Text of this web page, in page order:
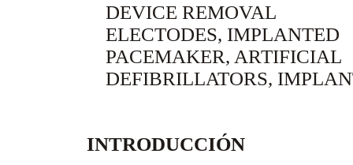
DEVICE REMOVAL
ELECTODES, IMPLANTED
PACEMAKER, ARTIFICIAL
DEFIBRILLATORS,
INTRODUCCIÓN